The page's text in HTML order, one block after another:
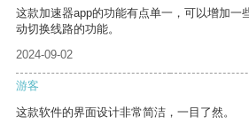
这款加速器app的功能有点单一，可以增加一
动切换线路的功能。
2024-09-02
游客
这款软件的界面设计非常简洁，一目了然。